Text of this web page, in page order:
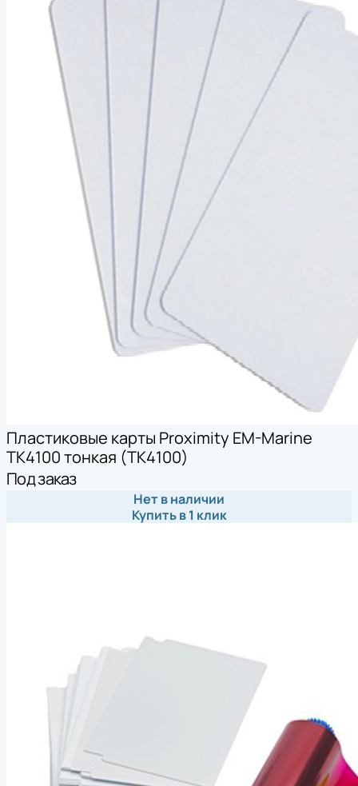
Пластиковые карты Proximity EM-Marine
TK4100 тонкая (TK4100)
Под заказ
Нет в наличии
Купить в 1 клик